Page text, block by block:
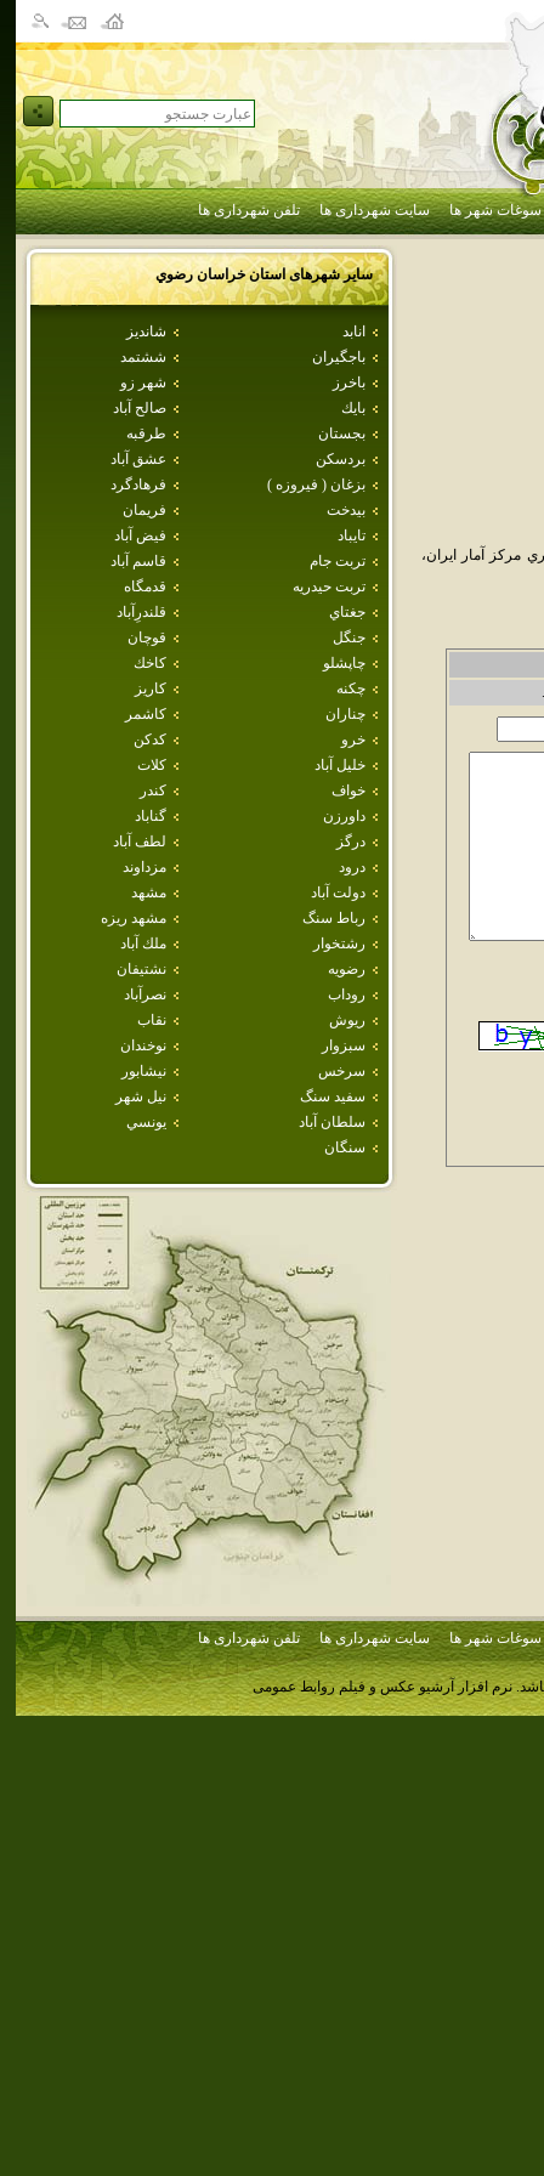
سوغات شهر ها سایت شهرداری ها تلفن شهرداری ها
سایر شهرهای استانخراسان رضوي
انابد
شانديز
باجگيران
ششتمد
باخرز
شهر زو
بايك
صالح آباد
بجستان
طرقبه
بردسكن
عشق آباد
بزغان ( فيروزه )
فرهادگرد
بيدخت
فريمان
تايباد
فيض آباد
تربت جام
قاسم آباد
تربت حيدريه
قدمگاه
جغتاي
قلندرِآباد
جنگل
قوچان
چاپشلو
كاخك
چکنه
كاريز
چناران
كاشمر
خرو
كدكن
خليل آباد
كلات
خواف
كندر
داورزن
گناباد
درگز
لطف آباد
درود
مزداوند
دولت آباد
مشهد
رباط سنگ
مشهد ريزه
رشتخوار
ملك آباد
رضويه
نشتيفان
روداب
نصرآباد
ريوش
نقاب
سبزوار
نوخندان
سرخس
نيشابور
سفيد سنگ
نيل شهر
سلطان آباد
يونسي
سنگان
آمار ايران،
سوغات شهر ها سایت شهرداری ها تلفن شهرداری ها
نرم افزار آرشیو عکس و فیلم روابط عمومی